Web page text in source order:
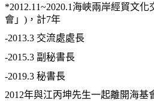
*2012.11~2020.1海峽兩岸經貿文
會」)，計7年
-2013.3 交流處處長
-2015.3 副秘書長
-2019.3 秘書長
2012年與江丙坤先生一起離開海